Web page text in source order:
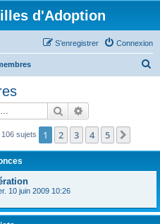
d'Adoption
Connexion
S’enregistrer
r
Rechercher
106 sujets 1 2 3 4 5
10 juin 2009 10:26